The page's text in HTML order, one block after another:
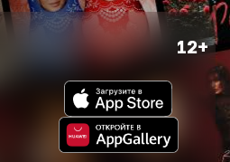
12+